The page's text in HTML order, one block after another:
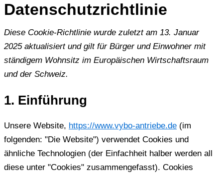
Datenschutzrichtlinie
Diese Cookie-Richtlinie wurde zuletzt am 13. Januar
2025 aktualisiert und gilt für Bürger und Einwohner mit
ständigem Wohnsitz im Europäischen Wirtschaftsraum
und der Schweiz.
1. Einführung
Unsere Website, https://www.vybo-antriebe.de (im
folgenden: "Die Website") verwendet Cookies und
ähnliche Technologien (der Einfachheit halber werden all
diese unter "Cookies" zusammengefasst). Cookies